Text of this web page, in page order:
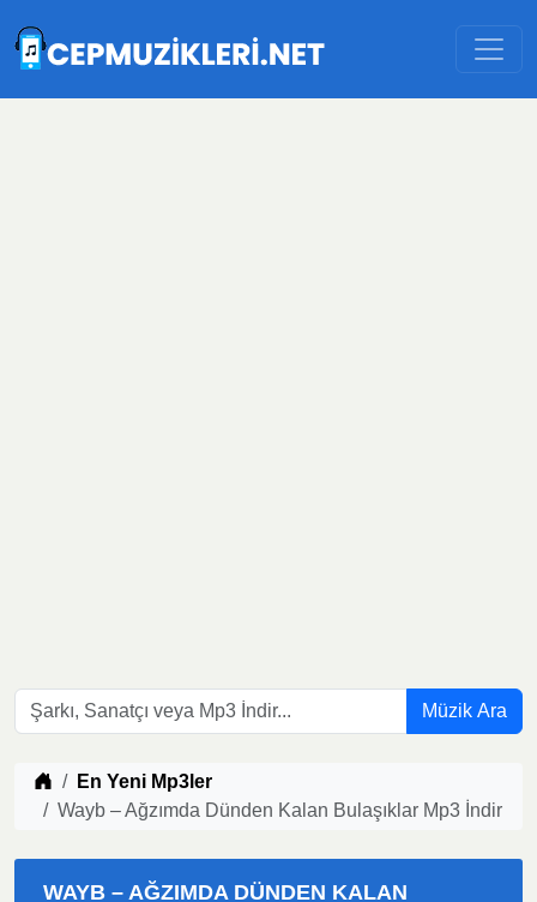
Müzik Ara
Müzik indir
En Yeni Mp3ler
Wayb – Ağzımda Dünden Kalan Bulaşıklar Mp3 İndir
WAYB – AĞZIMDA DÜNDEN KALAN